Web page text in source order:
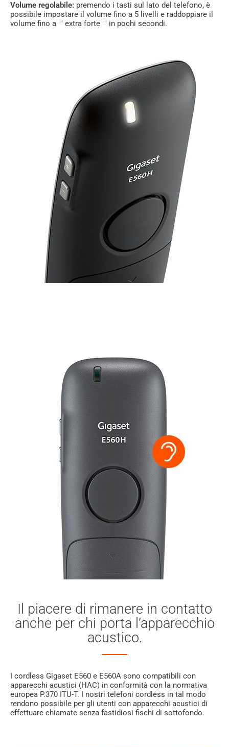
Volume regolabile: premendo i tasti sul lato del telefono, è
possibile impostare il volume fino a 5 livelli e raddoppiare il
volume fino a "" extra forte "" in pochi secondi.
Il piacere di rimanere in contatto
anche per chi porta l’apparecchio
acustico.
I cordless Gigaset E560 e E560A sono compatibili con
apparecchi acustici (HAC) in conformità con la normativa
europea P.370 ITU-T. I nostri telefoni cordless in tal modo
rendono possibile per gli utenti con apparecchi acustici di
effettuare chiamate senza fastidiosi fischi di sottofondo.